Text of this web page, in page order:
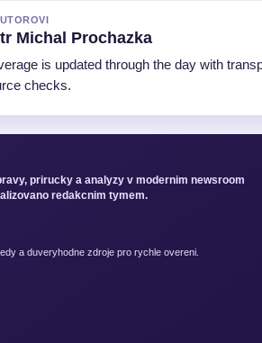
Michal Prochazka
is updated through the day with
checks.
prirucky a analyzy v modernim newsroom
redakcnim tymem.
a duveryhodne zdroje pro rychle overeni.